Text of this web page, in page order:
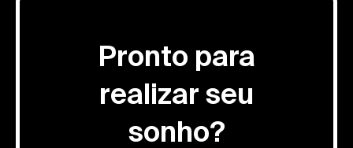
Pronto para
realizar seu
sonho?